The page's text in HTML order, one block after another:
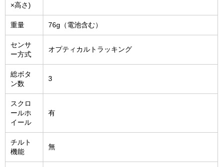
×高さ)
重量 76g（電池含む）
センサ
ー方式
オプティカルトラッキング
総ボタ
ン数
3
スクロ
ールホ
イール
有
チルト
機能
無